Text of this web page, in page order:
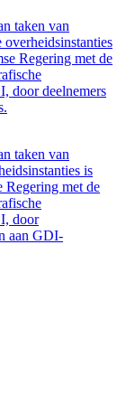
taken van
Regering met de
door deelnemers
taken van
is
Regering met de
door
aan GDI-